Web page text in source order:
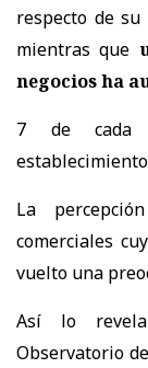
respecto de su
mientras que
negocios ha
7 de cada
La
comerciales
vuelto una
Así lo
Observatorio